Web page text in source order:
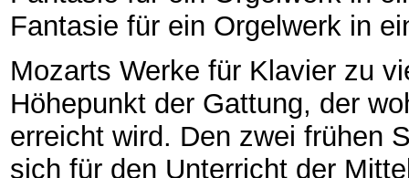
Fantasie für ein Orgelwerk in
Mozarts Werke für Klavier zu
Höhepunkt der Gattung, der
erreicht wird. Den zwei frühen
sich für den Unterricht der